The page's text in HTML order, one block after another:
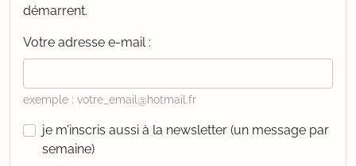
démarrent.
Votre adresse e-mail :
exemple : votre_email@hotmail.fr
je m’inscris aussi à la newsletter (un message par
semaine)